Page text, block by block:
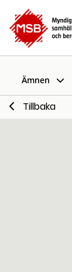
Ämnen
Tillbaka